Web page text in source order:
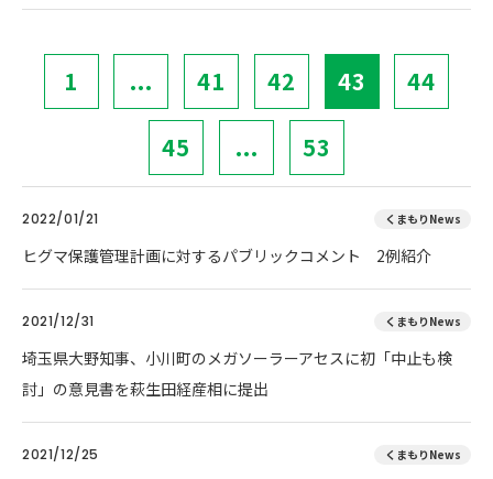
1 ... 41 42 43 44
45 ... 53
2022/01/21 くまもりNews
ヒグマ保護管理計画に対するパブリックコメント 2例紹介
2021/12/31 くまもりNews
埼玉県大野知事、小川町のメガソーラーアセスに初「中止も検
討」の意見書を萩生田経産相に提出
2021/12/25 くまもりNews